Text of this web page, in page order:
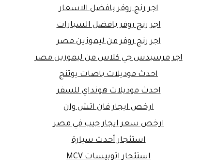
اجر رنج روفر بافضل الاسعار
اجر رنج روفر بافضل السيارات
اجر رنج روفر من ليموزين مصر
اجر مرسيدس جي كلاس من ليموزين مصر
احدث موديلات باصات يوتنج
احدث موديلات هونداي للسفر
ارخص ايجار فان اتش وان
ارخص سعر ايجار جيب في مصر
استئجار أحدث سيارة
استئجار اتوبيسات MCV